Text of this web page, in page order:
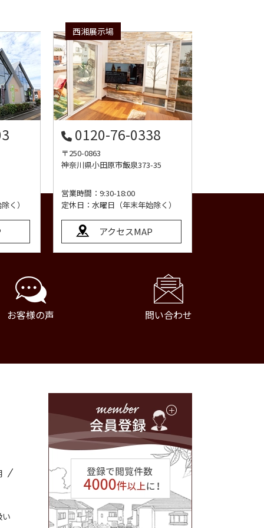
く）
西湘展示場
0120-76-0338
〒250-0863
神奈川県小田原市飯泉373-35
営業時間：9:30-18:00
定休日：水曜日（年末年始除く）
アクセスMAP
お客様の声 問い合わせ